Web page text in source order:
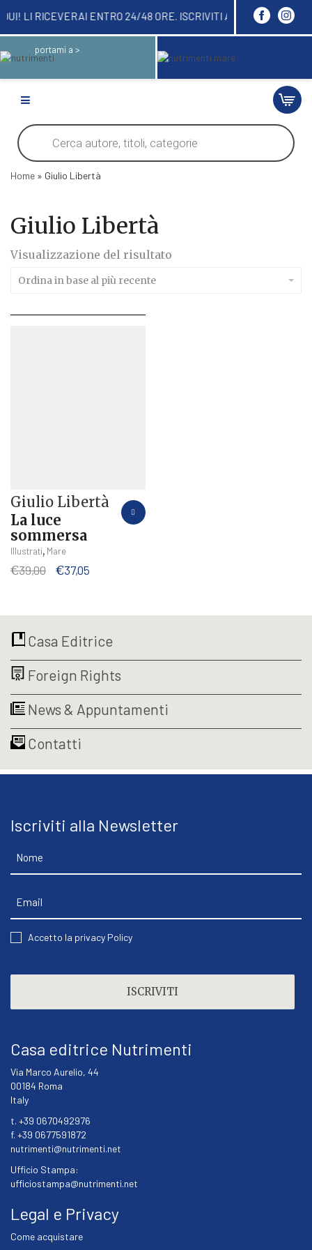
QUI! LI RICEVERAI ENTRO 24/48 ORE.
portami a >
Products
search
Home » Giulio Libertà
Giulio Libertà
Visualizzazione del risultato
Ordina in base al più recente
Giulio Libertà
La luce
sommersa
Illustrati, Mare
€39,00
Il
era:
€37,05
è:
Casa Editrice
Foreign Rights
News & Appuntamenti
Contatti
Iscriviti alla Newsletter
CONSENT
Accetto la privacy Policy
Casa editrice Nutrimenti
Via Marco Aurelio, 44
00184 Roma
Italy
t. +39 0670492976
f. +39 0677591872
nutrimenti@nutrimenti.net
Ufficio Stampa:
ufficiostampa@nutrimenti.net
Legal e Privacy
Come acquistare